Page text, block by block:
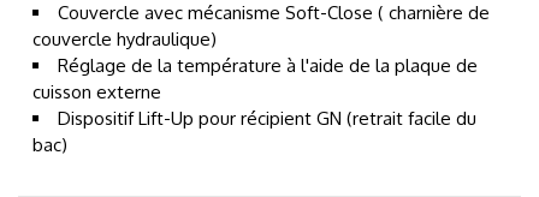
Couvercle avec mécanisme Soft-Close ( charnière de
couvercle hydraulique)
Réglage de la température à l'aide de la plaque de
cuisson externe
Dispositif Lift-Up pour récipient GN (retrait facile du
bac)